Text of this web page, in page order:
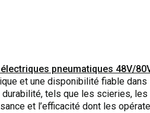
pneumatiques 48V/
et une disponibilité fiable
tels que les scieries,
et l’efficacité dont les